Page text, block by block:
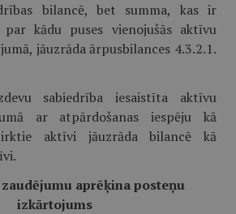
bilancē, bet summa, kas ir
kādu puses vienojušās aktīvu
jāuzrāda ārpusbilances 4.3.2.1.
sabiedrība iesaistīta aktīvu
ar atpārdošanas iespēju kā
aktīvi jāuzrāda bilancē kā
zaudējumu aprēķina posteņu
izkārtojums